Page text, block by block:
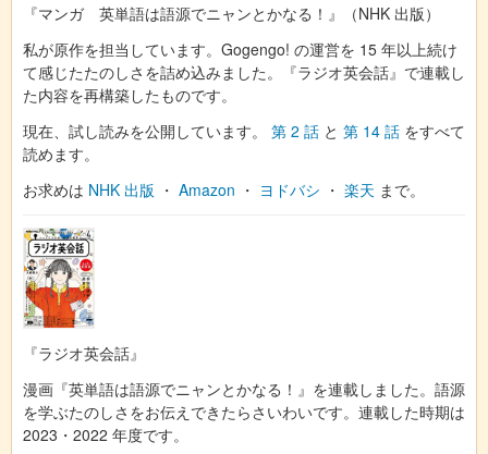
『マンガ 英単語は語源でニャンとかなる！』（NHK 出版）
私が原作を担当しています。Gogengo! の運営を 15 年以上続け
て感じたたのしさを詰め込みました。『ラジオ英会話』で連載し
た内容を再構築したものです。
現在、試し読みを公開しています。 第 2 話 と 第 14 話 をすべて
読めます。
お求めは NHK 出版 ・ Amazon ・ ヨドバシ ・ 楽天 まで。
『ラジオ英会話』
漫画『英単語は語源でニャンとかなる！』を連載しました。語源
を学ぶたのしさをお伝えできたらさいわいです。連載した時期は
2023・2022 年度です。